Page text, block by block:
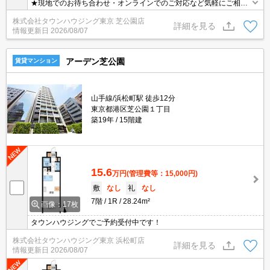
★現地でのお待ち合わせ・オンラインでのご対応など気軽にご相談
ください★他の気になる物件も、一括でご案内可能です！タウンハ
ウジングにお任せください★
株式会社タウンハウジング東京 芝公園店
情報更新日 2026/08/07
詳細を見る
賃貸マンション アーデン芝公園
山手線/浜松町駅 徒歩12分
東京都港区芝公園１丁目
築19年
15階建
画像：17枚
15.6万円(管理費等：15,000円)
敷
なし 礼
なし
7階
1R 28.24m²
タウンハウジングでご予約受付中です！
株式会社タウンハウジング東京 浜松町店
情報更新日 2026/08/07
詳細を見る